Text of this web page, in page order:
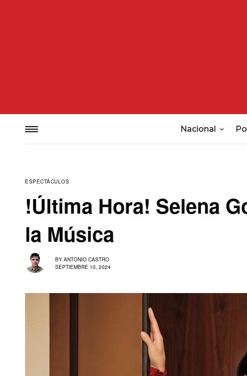
Nacional
ESPECTÁCULOS
!Última Hora! Selena
la Música
BY ANTONIO CASTRO
SEPTIEMBRE 10, 2024